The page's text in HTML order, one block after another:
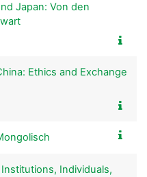
Japan: Von den
Ethics and Exchange
Individuals,